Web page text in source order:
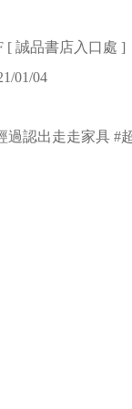
[ 誠品書店入口處 ]
01/04
過認出走走家具 #